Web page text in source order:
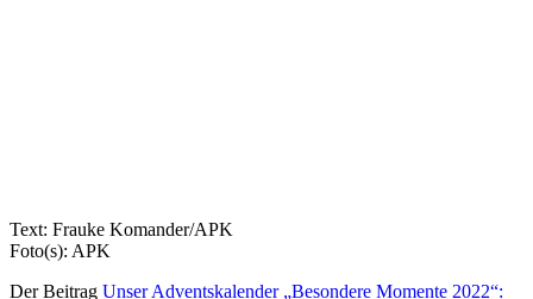
Text: Frauke Komander/APK
Foto(s): APK
Der Beitrag Unser Adventskalender „Besondere Momente 2022“: